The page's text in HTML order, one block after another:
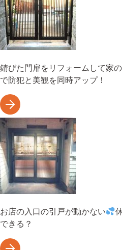
錆びた門扉をリフォームして家
で防犯と美観を同時アップ！
お店の入口の引戸が動かない
できる？